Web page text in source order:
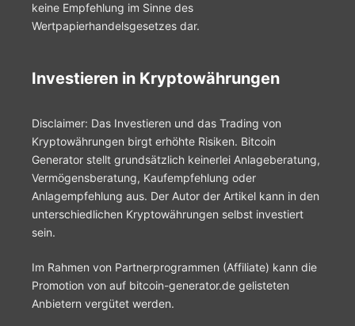
keine Empfehlung im Sinne des
Wertpapierhandelsgesetzes dar.
Investieren in Kryptowährungen
Disclaimer: Das Investieren und das Trading von
Kryptowährungen birgt erhöhte Risiken. Bitcoin
Generator stellt grundsätzlich keinerlei Anlageberatung,
Vermögensberatung, Kaufempfehlung oder
Anlagempfehlung aus. Der Autor der Artikel kann in den
unterschiedlichen Kryptowährungen selbst investiert
sein.
Im Rahmen von Partnerprogrammen (Affiliate) kann die
Promotion von auf bitcoin-generator.de gelisteten
Anbietern vergütet werden.